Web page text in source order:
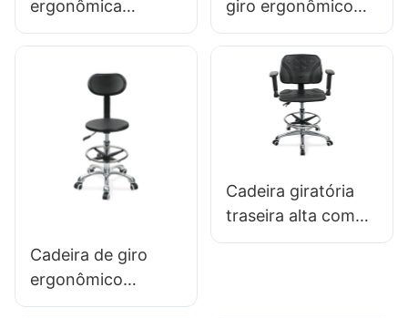
ergonômica
premium IC027
ajustável em PU,
assento com altura
ajustável e base de
alumínio de 5
estrelas para
laboratórios/escritó
giro ergonômico
com encosto &
Anel de pé
ajustável na altura
da altura da
espuma integral &
Base de 5 estrelas
laboratórios/salas
de limpeza
Cadeira de giro
ergonômico
profissional IC142
Cadeira giratória
traseira alta com
apoios de braços